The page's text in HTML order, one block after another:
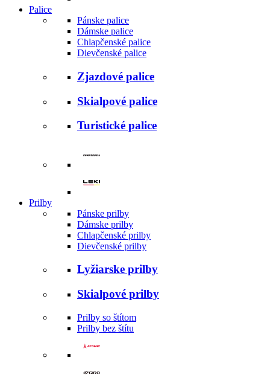
Palice
Pánske palice
Dámske palice
Chlapčenské palice
Dievčenské palice
Zjazdové palice
Skialpové palice
Turistické palice
Prilby
Pánske prilby
Dámske prilby
Chlapčenské prilby
Dievčenské prilby
Lyžiarske prilby
Skialpové prilby
Prilby so štítom
Prilby bez štítu